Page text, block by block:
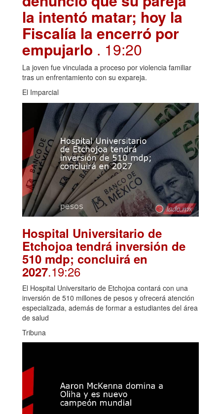
la intentó matar; hoy la
Fiscalía la encerró por
empujarlo . 19:20
La joven fue vinculada a proceso por violencia familiar
tras un enfrentamiento con su expareja.
El Imparcial
Hospital Universitario de
Etchojoa tendrá inversión de
510 mdp; concluirá en
2027.19:26
El Hospital Universitario de Etchojoa contará con una
inversión de 510 millones de pesos y ofrecerá atención
especializada, además de formar a estudiantes del área
de salud
Tribuna